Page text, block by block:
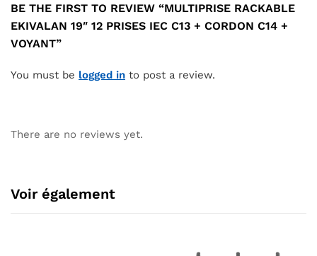
BE THE FIRST TO REVIEW “MULTIPRISE RACKABLE
EKIVALAN 19″ 12 PRISES IEC C13 + CORDON C14 +
VOYANT”
You must be logged in to post a review.
There are no reviews yet.
Voir également